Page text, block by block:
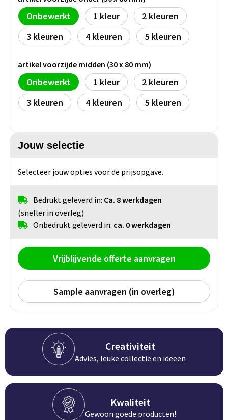
Bloembollen en zaden
Planten en accessoires
Golfballen
Smartwatch-Fitbit
Sport overig
Fietsartikelen
Onbewerkt 1
2
3
4 5
artikel voorzijde midden (30 x 80 mm)
Onbewerkt 1
2
3
4 5
Jouw selectie
Selecteer jouw opties voor de prijsopgave.
Bedrukt geleverd in: Ca. 8 werkdagen
(sneller in overleg)
Onbedrukt geleverd in: ca. 0 werkdagen
Vrijblijvende offerte aanvragen
Sample aanvragen (in overleg)
Creativiteit
Advies, leuke collectie en ideeën
Kwaliteit
Gewoon goede producten!